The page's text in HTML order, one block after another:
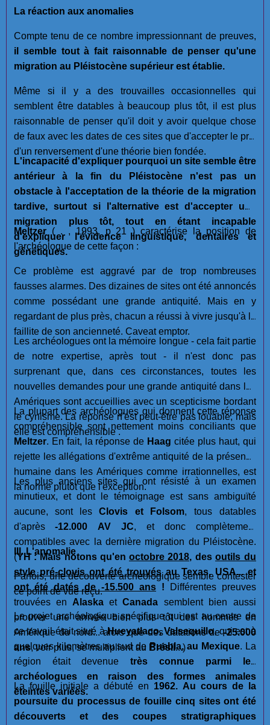
La réaction aux anomalies
Compte tenu de ce nombre impressionnant de preuves,
il semble tout à fait raisonnable de penser qu'une
migration au Pléistocène supérieur est établie.
Même si il y a des trouvailles occasionnelles qui
semblent être datables à beaucoup plus tôt, il est plus
raisonnable de penser qu'il doit y avoir quelque chose
de faux avec les dates de ces sites que d'accepter le prix
d'un renversement d'une théorie bien fondée.
L'incapacité d'expliquer pourquoi un site semble être
antérieur à la fin du Pléistocène n'est pas un
obstacle à l'acceptation de la théorie de la migration
tardive, surtout si l'alternative est d'accepter une
migration plus tôt, tout en étant incapable
d'expliquer l'évidence linguistique, dentaires et
génétiques.
Meltzer ( . , 1993, p 21 ) caractérise la position de
l'archéologue de cette façon :
Ce problème est aggravé par de trop nombreuses
fausses alarmes. Des dizaines de sites ont été annoncés
comme possédant une grande antiquité. Mais en y
regardant de plus près, chacun a réussi à vivre jusqu'à la
faillite de son ancienneté. Caveat emptor.
Les archéologues ont la mémoire longue - cela fait partie
de notre expertise, après tout - il n'est donc pas
surprenant que, dans ces circonstances, toutes les
nouvelles demandes pour une grande antiquité dans les
Amériques sont accueillies avec un scepticisme bordant
le cynisme. La réponse n'est peut-être pas louable, mais
elle est compréhensible .
La plupart des archéologues qui donnent cette réponse
compréhensible sont nettement moins conciliants que
Meltzer. En fait, la réponse de Haag citée plus haut, qui
rejette les allégations d'extrême antiquité de la présence
humaine dans les Amériques comme irrationnelles, est
la norme plutôt que l'exception.
Les plus anciens sites qui ont résisté à un examen
minutieux, et dont le témoignage est sans ambiguïté
aucune, sont les Clovis et Folsom, tous datables
d'après -12.000 AV JC, et donc complètement
compatibles avec la dernière migration du Pléistocène.
(YH : Mais notons qu'en octobre 2018, des outils du
style pré-clovis ont été trouvésau Texas, USA... et
ont été datés de -15.500 ans ! Différentes preuves
trouvées en Alaska et Canada semblent bien aussi
prouver une arrivée bien plus tôt des hommes en
Amérique du nord... alors que des datations de-25.000
ans, voir plus, se multiplient au Brésil...)
III. L'anomalie
Parfois, une découverte archéologique semble contester
ce point de vue reçu.
Le projet archéologique spécifique qui est au centre de
ce travail était situé àHueyatlaco, Valsequillo, qui est à
quelques kilomètres au sud de Puebla, au Mexique. La
région était devenue très connue parmi les
archéologues en raison des formes animales
éteintes variées.
La fouille initiale a débuté en 1962. Au cours de la
poursuite du processus de fouille cinq sites ont été
découverts et des coupes stratigraphiques